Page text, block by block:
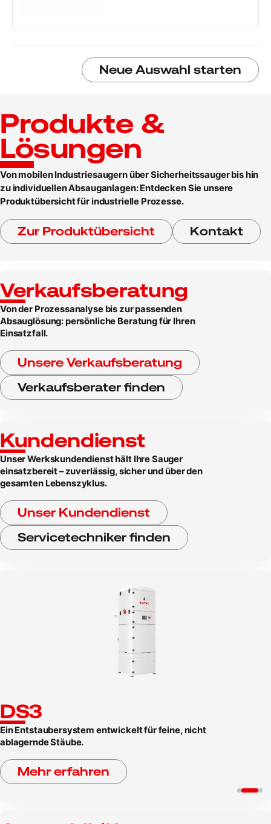
Neue Auswahl starten
Produkte &
Lösungen
Von mobilen Industriesaugern über Sicherheitssauger bis hin
zu individuellen Absauganlagen: Entdecken Sie unsere
Produktübersicht für industrielle Prozesse.
Zur Produktübersicht Kontakt
Verkaufsberatung
Von der Prozessanalyse bis zur passenden
Absauglösung: persönliche Beratung für Ihren
Einsatzfall.
Unsere Verkaufsberatung
Verkaufsberater finden
Kundendienst
Unser Werkskundendienst hält Ihre Sauger
einsatzbereit – zuverlässig, sicher und über den
gesamten Lebenszyklus.
Unser Kundendienst
Servicetechniker finden
DS3
Ein Entstaubersystem entwickelt für feine, nicht
ablagernde Stäube.
Mehr erfahren